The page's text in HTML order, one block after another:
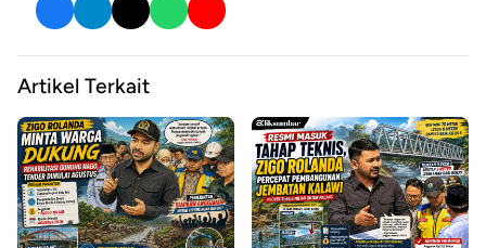
Artikel Terkait